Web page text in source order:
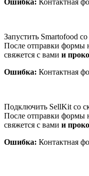
Запустить Smartofood
После отправки формы
свяжется с вами и
Ошибка: Контактная
Подключить SellKit со
После отправки формы
свяжется с вами и
Ошибка: Контактная